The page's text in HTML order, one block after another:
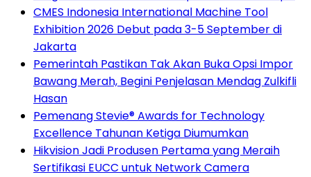
CMES Indonesia International Machine Tool
Exhibition 2026 Debut pada 3-5 September di
Jakarta
Pemerintah Pastikan Tak Akan Buka Opsi Impor
Bawang Merah, Begini Penjelasan Mendag Zulkifli
Hasan
Pemenang Stevie® Awards for Technology
Excellence Tahunan Ketiga Diumumkan
Hikvision Jadi Produsen Pertama yang Meraih
Sertifikasi EUCC untuk Network Camera